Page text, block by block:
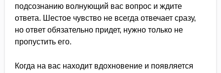
подсознанию волнующий вас вопрос и ждите
ответа. Шестое чувство не всегда отвечает сразу,
но ответ обязательно придет, нужно только не
пропустить его.
Когда на вас находит вдохновение и появляется